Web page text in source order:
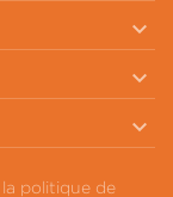



politique de